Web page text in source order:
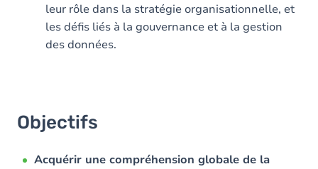
leur rôle dans la stratégie organisationnelle, et
les défis liés à la gouvernance et à la gestion
des données.
Objectifs
Acquérir une compréhension globale de la